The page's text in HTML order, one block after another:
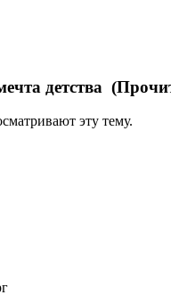
детства
эту тему.